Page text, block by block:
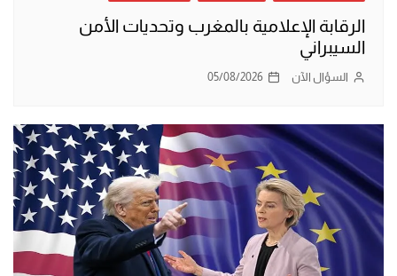
الرقابة الإعلامية بالمغرب وتحديات الأمن
السيبراني
السؤال الآن 05/08/2026